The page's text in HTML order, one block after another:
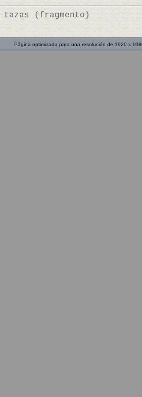
(fragmento)
Página optimizada para una resolución de 1920 x